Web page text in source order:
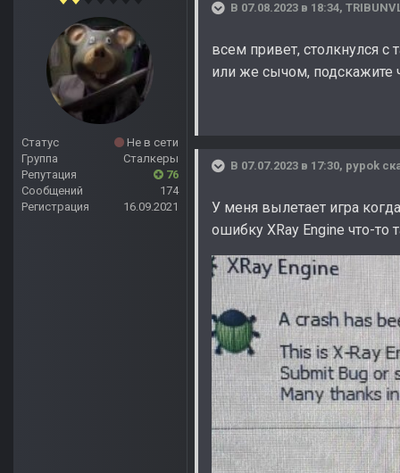
Статус
Не в сети
Группа
Сталкеры
Репутация
76
Сообщений
174
Регистрация
16.09.2021
В 07.08.2023 в 18:34,
всем привет, столкнулся с
или же сычом, подскажите
В 07.07.2023 в 17:30, pypok
У меня вылетает игра
ошибку XRay Engine что-то